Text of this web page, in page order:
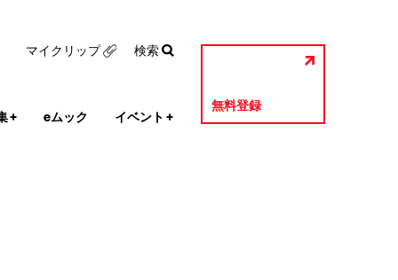
+ eムック イベント +
無料登録
マイクリップ 検索